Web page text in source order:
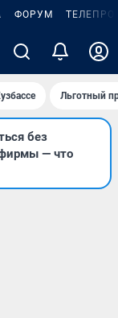
ФОРУМ
Льготный
без
фирмы — что